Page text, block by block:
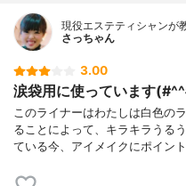
現役エステティシャン
さっちゃん
3.00
涙袋用に使っています
このライナーはわたしは白色の
ることによって、キラキラうる
ている今、アイメイクにポイン